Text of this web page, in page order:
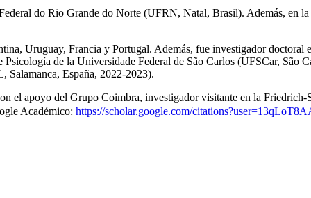
do Rio Grande do Norte (UFRN, Natal, Brasil). Además, en
Uruguay, Francia y Portugal. Además, fue investigador doctoral
de la Universidade Federal de São Carlos (UFSCar, São
Salamanca, España, 2022-2023).
el apoyo del Grupo Coimbra, investigador visitante en la Friedrich-
Académico: https://scholar.google.com/